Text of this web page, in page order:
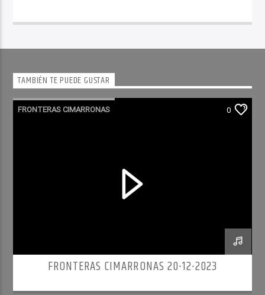
TAMBIÉN TE PUEDE GUSTAR
FRONTERAS CIMARRONAS 0
FRONTERAS CIMARRONAS 20-12-2023